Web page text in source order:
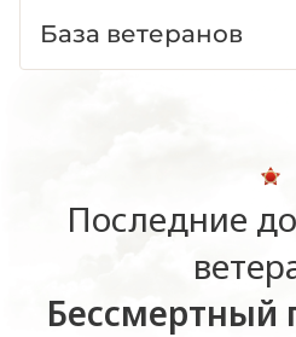
База ветеранов
Последние
Бессмертный